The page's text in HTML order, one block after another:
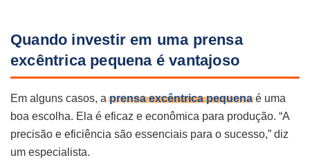
Quando investir em uma prensa
excêntrica pequena é vantajoso
Em alguns casos, aprensa excêntrica pequenaé uma
boa escolha. Ela é eficaz e econômica para produção. “A
precisão e eficiência são essenciais para o sucesso,” diz
um especialista.